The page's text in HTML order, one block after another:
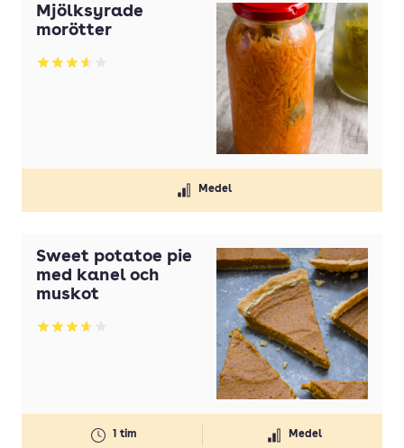
Mjölksyrade
morötter
Betyg: 3.61 av 5
Medel
Sweet potatoe pie
med kanel och
muskot
Betyg: 3.68 av 5
1 tim Medel